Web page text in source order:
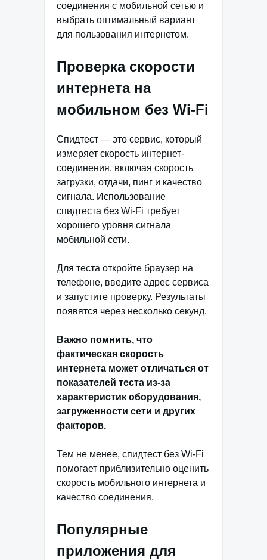
соединения с мобильной сетью и
выбрать оптимальный вариант
для пользования интернетом.
Проверка скорости
интернета на
мобильном без Wi-Fi
Спидтест — это сервис, который
измеряет скорость интернет-
соединения, включая скорость
загрузки, отдачи, пинг и качество
сигнала. Использование
спидтеста без Wi-Fi требует
хорошего уровня сигнала
мобильной сети.
Для теста откройте браузер на
телефоне, введите адрес сервиса
и запустите проверку. Результаты
появятся через несколько секунд.
Важно помнить, что
фактическая скорость
интернета может отличаться от
показателей теста из-за
характеристик оборудования,
загруженности сети и других
факторов.
Тем не менее, спидтест без Wi-Fi
помогает приблизительно оценить
скорость мобильного интернета и
качество соединения.
Популярные
приложения для